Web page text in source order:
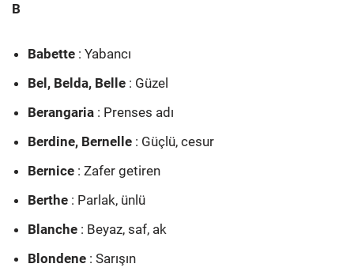
B
Babette : Yabancı
Bel, Belda, Belle : Güzel
Berangaria : Prenses adı
Berdine, Bernelle : Güçlü, cesur
Bernice : Zafer getiren
Berthe : Parlak, ünlü
Blanche : Beyaz, saf, ak
Blondene : Sarışın